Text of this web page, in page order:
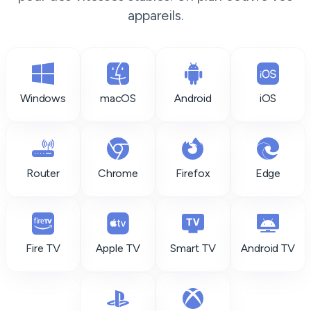
appareils.
Windows macOS Android iOS
Router Chrome Firefox Edge
Fire TV Apple TV Smart TV Android TV